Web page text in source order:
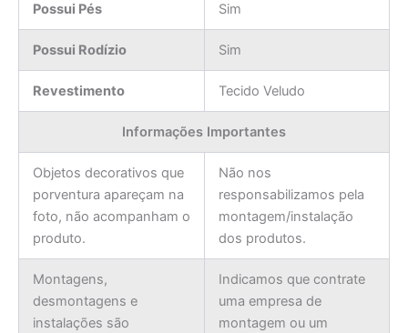
Possui Pés Sim
Possui Rodízio Sim
Revestimento Tecido Veludo
Informações Importantes
Objetos decorativos que
porventura apareçam na
foto, não acompanham o
produto.
Não nos
responsabilizamos pela
montagem/instalação
dos produtos.
Montagens,
desmontagens e
instalações são
Indicamos que contrate
uma empresa de
montagem ou um